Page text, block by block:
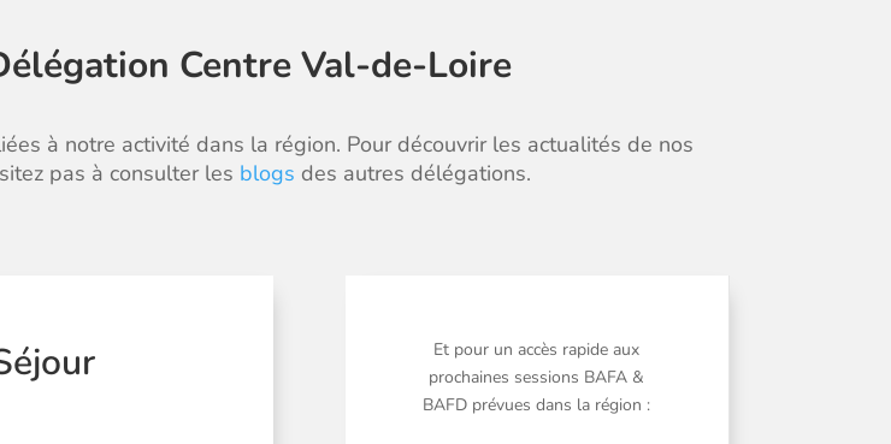
Centre Val-de-Loire
à notre activité dans la région. Pour découvrir les actualités de nos
pas à consulter les blogs des autres délégations.
Et pour un accès rapide aux
prochaines sessions BAFA &
BAFD prévues dans la région :